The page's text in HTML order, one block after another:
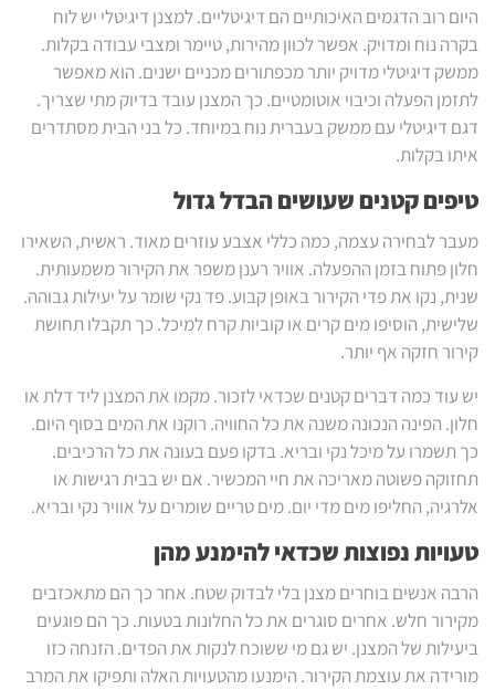
היום רוב הדגמים האיכותיים הם דיגיטליים. למצנן דיגיטלי יש לוח
בקרה נוח ומדויק. אפשר לכוון מהירות, טיימר ומצבי עבודה בקלות.
ממשק דיגיטלי מדויק יותר מכפתורים מכניים ישנים. הוא מאפשר
לתזמן הפעלה וכיבוי אוטומטיים. כך המצנן עובד בדיוק מתי שצריך.
דגם דיגיטלי עם ממשק בעברית נוח במיוחד. כל בני הבית מסתדרים
איתו בקלות.
טיפים קטנים שעושים הבדל גדול
מעבר לבחירה עצמה, כמה כללי אצבע עוזרים מאוד. ראשית, השאירו
חלון פתוח בזמן ההפעלה. אוויר רענן משפר את הקירור משמעותית.
שנית, נקו את פדי הקירור באופן קבוע. פד נקי שומר על יעילות גבוהה.
שלישית, הוסיפו מים קרים או קוביות קרח למיכל. כך תקבלו תחושת
קירור חזקה אף יותר.
יש עוד כמה דברים קטנים שכדאי לזכור. מקמו את המצנן ליד דלת או
חלון. הפינה הנכונה משנה את כל החוויה. רוקנו את המים בסוף היום.
כך תשמרו על מיכל נקי ובריא. בדקו פעם בעונה את כל הרכיבים.
תחזוקה פשוטה מאריכה את חיי המכשיר. אם יש בבית רגישות או
אלרגיה, החליפו מים מדי יום. מים טריים שומרים על אוויר נקי ובריא.
טעויות נפוצות שכדאי להימנע מהן
הרבה אנשים בוחרים מצנן בלי לבדוק שטח. אחר כך הם מתאכזבים
מקירור חלש. אחרים סוגרים את כל החלונות בטעות. כך הם פוגעים
ביעילות של המצנן. יש גם מי ששוכח לנקות את הפדים. הזנחה כזו
מורידה את עוצמת הקירור. הימנעו מהטעויות האלה ותפיקו את המרב